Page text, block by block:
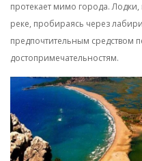
протекает мимо города.
реке, пробираясь через
предпочтительным средством
достопримечательностям.